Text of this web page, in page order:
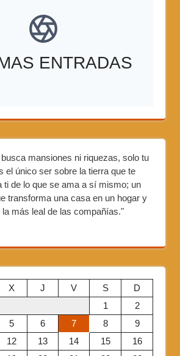
ENTRADAS
mansiones ni riquezas, solo tu
el único ser sobre la tierra que te
ti de lo que se ama a sí mismo; un
transforma una casa en un hogar y
la más leal de las compañías."
X J V S
D
1
2
5 6 7 8
9
12 13 14 15
16